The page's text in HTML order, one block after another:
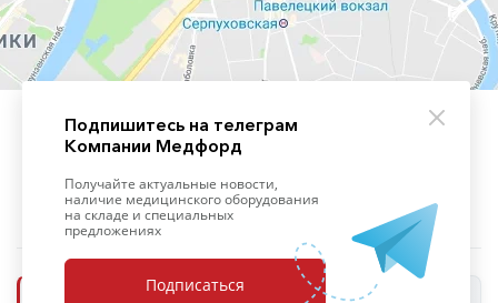
Подпишитесь на телеграм
Компании Медфорд
Получайте актуальные новости,
наличие медицинского оборудования
на складе и специальных
предложениях
Подписаться